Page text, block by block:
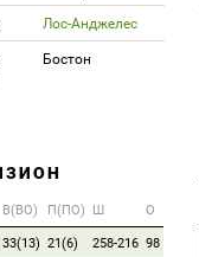
Лос-Анджелес
Бостон
В(ВО) П(ПО) Ш О
33(13) 21(6) 258-216 98